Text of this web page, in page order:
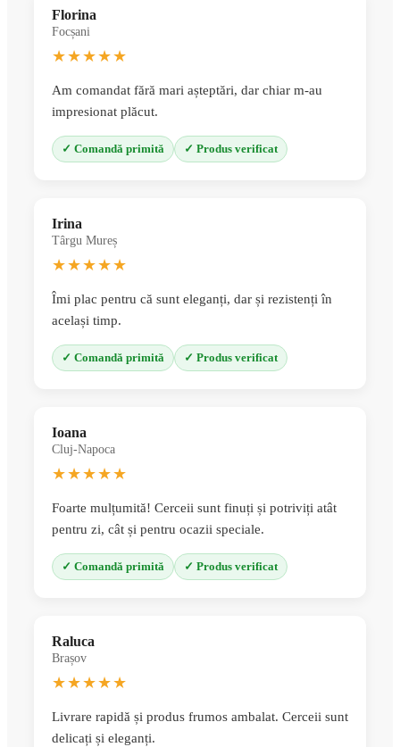
Florina
Focșani
★★★★★
Am comandat fără mari așteptări, dar chiar m-au
impresionat plăcut.
✓ Comandă primită ✓ Produs verificat
Irina
Târgu Mureș
★★★★★
Îmi plac pentru că sunt eleganți, dar și rezistenți în
același timp.
✓ Comandă primită ✓ Produs verificat
Ioana
Cluj-Napoca
★★★★★
Foarte mulțumită! Cerceii sunt finuți și potriviți atât
pentru zi, cât și pentru ocazii speciale.
✓ Comandă primită ✓ Produs verificat
Raluca
Brașov
★★★★★
Livrare rapidă și produs frumos ambalat. Cerceii sunt
delicați și eleganți.